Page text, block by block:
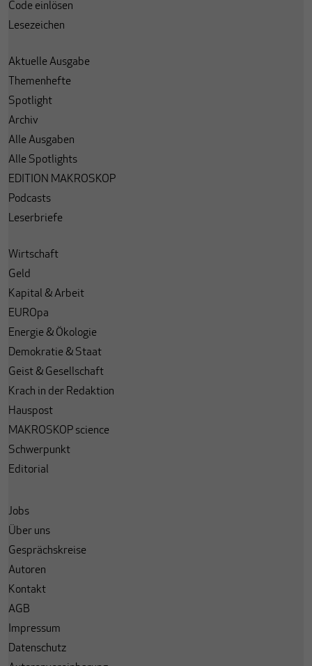
Code einlösen
Lesezeichen
Aktuelle Ausgabe
Themenhefte
Spotlight
Archiv
Alle Ausgaben
Alle Spotlights
EDITION MAKROSKOP
Podcasts
Leserbriefe
Wirtschaft
Geld
Kapital & Arbeit
EUROpa
Energie & Ökologie
Demokratie & Staat
Geist & Gesellschaft
Krach in der Redaktion
Hauspost
MAKROSKOP science
Schwerpunkt
Editorial
Jobs
Über uns
Gesprächskreise
Autoren
Kontakt
AGB
Impressum
Datenschutz